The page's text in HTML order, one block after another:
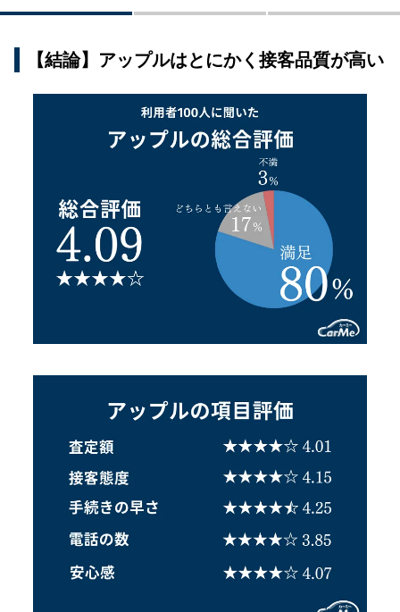
【結論】アップルはとにかく接客品質が高い